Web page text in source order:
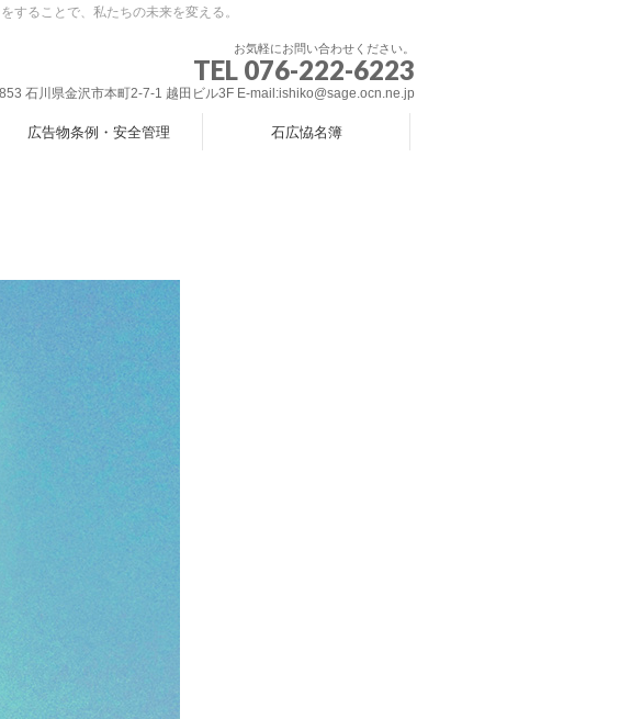
することで、私たちの未来を変える。
お気軽にお問い合わせください。
TEL 076-222-6223
石川県金沢市本町2-7-1 越田ビル3F E-mail:ishiko@sage.ocn.ne.jp
広告物条例・安全管理 石広恊名簿